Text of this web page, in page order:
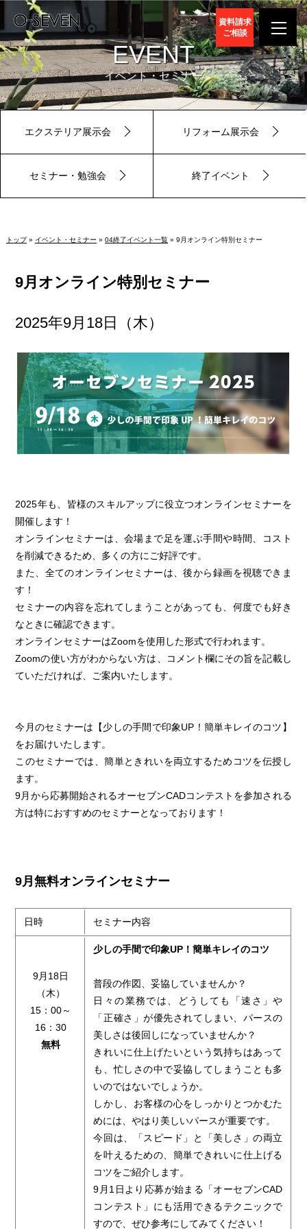
資料請求
ご相談
EVENT
イベント・セミナー
エクステリア展示会 リフォーム展示会
セミナー・勉強会 終了イベント
トップ» イベント・セミナー » 04終了イベント一覧» 9月オンライン特別セミナー
9月オンライン特別セミナー
2025年9月18日（木）
2025年も、皆様のスキルアップに役立つオンラインセミナーを
開催します！
オンラインセミナーは、会場まで足を運ぶ手間や時間、コスト
を削減できるため、多くの方にご好評です。
また、全てのオンラインセミナーは、後から録画を視聴できま
す！
セミナーの内容を忘れてしまうことがあっても、何度でも好き
なときに確認できます。
オンラインセミナーはZoomを使用した形式で行われます。
Zoomの使い方がわからない方は、コメント欄にその旨を記載し
ていただければ、ご案内いたします。
今月のセミナーは【少しの手間で印象UP！簡単キレイのコツ】
をお届けいたします。
このセミナーでは、簡単ときれいを両立するためコツを伝授し
ます。
9月から応募開始されるオーセブンCADコンテストを参加される
方は特におすすめのセミナーとなっております！
9月無料オンラインセミナー
日時 セミナー内容
9月18日
（木）
15：00～
16：30
無料
少しの手間で印象UP！簡単キレイのコツ
普段の作図、妥協していませんか？
日々の業務では、どうしても「速さ」や
「正確さ」が優先されてしまい、パースの
美しさは後回しになっていませんか？
きれいに仕上げたいという気持ちはあって
も、忙しさの中で妥協してしまうことも多
いのではないでしょうか。
しかし、お客様の心をしっかりとつかむた
めには、やはり美しいパースが重要です。
今回は、「スピード」と「美しさ」の両立
を叶えるための、簡単できれいに仕上げる
コツをご紹介します。
9月1日より応募が始まる「オーセブンCAD
コンテスト」にも活用できるテクニックで
すので、ぜひ参考にしてみてください！